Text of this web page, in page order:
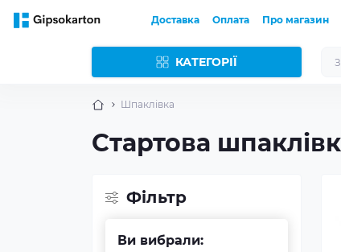
Доставка Оплата Про магазин
КАТЕГОРІЇ
Шпаклівка
Стартова
Фільтр
Ви вибрали: